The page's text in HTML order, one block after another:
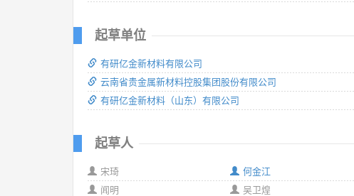
起草单位
有研亿金新材料有限公司
云南省贵金属新材料控股集团股份有限公司
有研亿金新材料（山东）有限公司
起草人
宋琦
何金江
闻明
吴卫煌